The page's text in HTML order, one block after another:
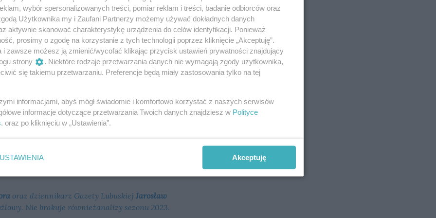
jednym z najlepszych polskich żużlowców
trzy razy z rzędu wygrywając finał MIMP.
Mistrzostw Świata Juniorów z 1987 w
finale Indywidualnych Mistrzostw Świata,
Polskę w Drużynowych
Par. Jego kariera zapowiadała się świetnie,
w Wiener Neustadt, po którym cudem uszedł
organizując pożegnalny turniej. No żużlowych
ma już doświadczenie w byciu trenerem.
się wskazówki?
jednak patrząc na, to z innej perspektywy
adepci żużla oraz Piotr Świst.
oraz dziennikarz Gazety Lubuskiej Jarosław
Nie brakuje równieżanalizy sezonu 2023.
wybór spersonalizowanych treści, pomiar reklam i treści, badanie odbiorców oraz
Użytkownika my i Zaufani Partnerzy możemy używać dokładnych danych
aktywnie skanować charakterystykę urządzenia do celów identyfikacji. Ponieważ
prosimy o zgodę na korzystanie z tych technologii poprzez kliknięcie „Akceptuję”.
i zawsze możesz ją zmienić/wycofać klikając przycisk ustawień prywatności znajdujący
strony
. Niektóre rodzaje przetwarzania danych nie wymagają zgody użytkownika,
się takiemu przetwarzaniu. Preferencje będą miały zastosowania tylko na tej
informacjami, abyś mógł świadomie i komfortowo korzystać z naszych serwisów
informacje dotyczące przetwarzania Twoich danych znajdziesz w Polityce
. oraz po kliknięciu w „Ustawienia”.
USTAWIENIA Akceptuję